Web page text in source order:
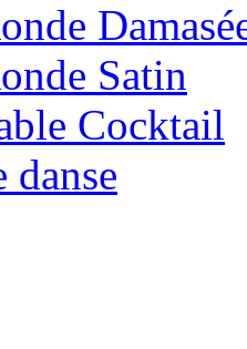
Satin
Cocktail
danse